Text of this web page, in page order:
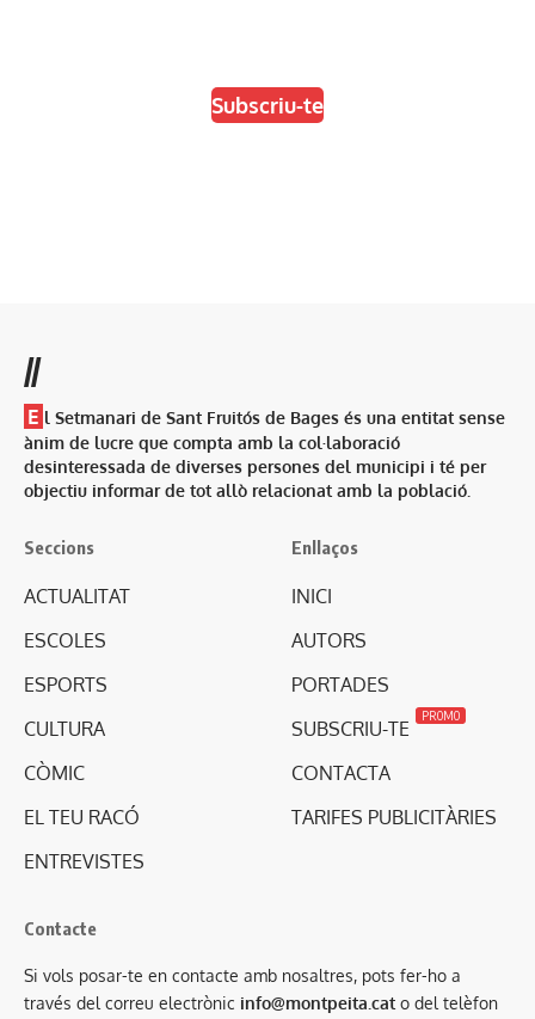
Subscriu-te
//
E l Setmanari de Sant Fruitós de Bages és una entitat sense
ànim de lucre que compta amb la col·laboració
desinteressada de diverses persones del municipi i té per
objectiu informar de tot allò relacionat amb la població.
Seccions
ACTUALITAT
ESCOLES
ESPORTS
CULTURA
CÒMIC
EL TEU RACÓ
ENTREVISTES
Enllaços
INICI
AUTORS
PORTADES
SUBSCRIU-TE
PROMO
CONTACTA
TARIFES PUBLICITÀRIES
Contacte
Si vols posar-te en contacte amb nosaltres, pots fer-ho a
través del correu electrònic info@montpeita.cato del telèfon